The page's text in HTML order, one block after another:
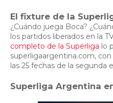
El fixture de la
¿Cuándo juega Boca?
los partidos liberados en la
completo de la Superliga lo
superligaargentina.com,
las 25 fechas de la
Superliga Argentina